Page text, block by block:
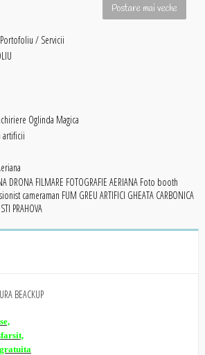
Postare mai veche
/ Servicii
Oglinda Magica
artificii
DRONA FILMARE FOTOGRAFIE AERIANA Foto booth
cameraman FUM GREU ARTIFICI GHEATA CARBONICA
PRAHOVA
BEACKUP